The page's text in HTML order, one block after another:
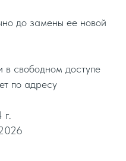
до замены ее новой
в свободном доступе
по адресу